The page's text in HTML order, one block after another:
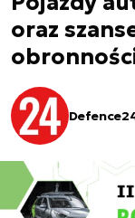
oraz